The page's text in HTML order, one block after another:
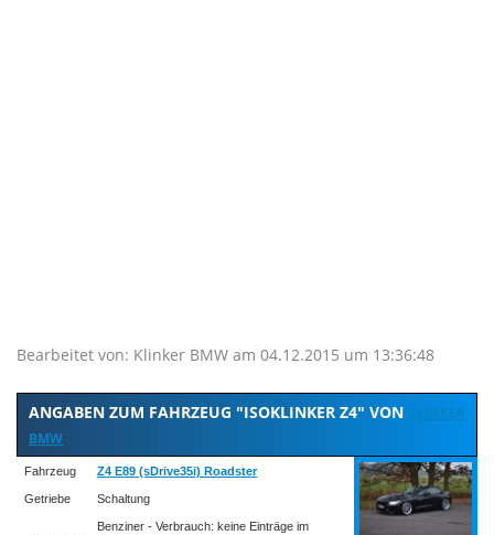
Bearbeitet von: Klinker BMW am 04.12.2015 um 13:36:48
ANGABEN ZUM FAHRZEUG "ISOKLINKER Z4" VON
KLINKER
BMW
Fahrzeug Z4 E89 (sDrive35i) Roadster
Getriebe Schaltung
Benziner - Verbrauch: keine Einträge im